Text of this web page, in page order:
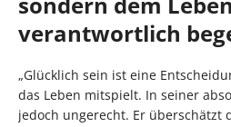
verantwortlich
„Glücklich sein ist eine
das Leben mitspielt. In seiner
jedoch ungerecht. Er überschätzt